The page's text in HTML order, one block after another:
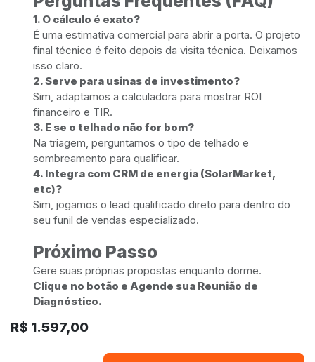
1. O cálculo é exato?
É uma estimativa comercial para abrir a porta. O projeto
final técnico é feito depois da visita técnica. Deixamos
isso claro.
2. Serve para usinas de investimento?
Sim, adaptamos a calculadora para mostrar ROI
financeiro e TIR.
3. E se o telhado não for bom?
Na triagem, perguntamos o tipo de telhado e
sombreamento para qualificar.
4. Integra com CRM de energia (SolarMarket,
etc)?
Sim, jogamos o lead qualificado direto para dentro do
seu funil de vendas especializado.
Próximo Passo
Gere suas próprias propostas enquanto dorme.
Clique no botão e Agende sua Reunião de
Diagnóstico.
R$ 1.597,00